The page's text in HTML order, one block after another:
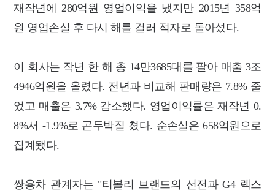
재작년에 280억원 영업이익을 냈지만 2015년 358억
원 영업손실 후 다시 해를 걸러 적자로 돌아섰다.
이 회사는 작년 한 해 총 14만3685대를 팔아 매출 3조
4946억원을 올렸다. 전년과 비교해 판매량은 7.8% 줄
었고 매출은 3.7% 감소했다. 영업이익률은 재작년 0.
8%서 -1.9%로 곤두박질 쳤다. 순손실은 658억원으로
집계됐다.
쌍용차 관계자는 "티볼리 브랜드의 선전과 G4 렉스